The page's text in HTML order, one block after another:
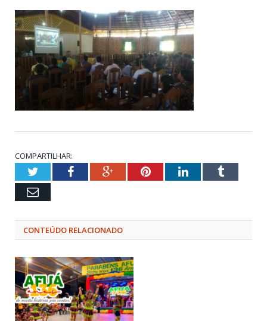
COMPARTILHAR:
TwitterFacebookGoogle+PinterestLinkedInTumblr
Email
CONTEÚDO RELACIONADO